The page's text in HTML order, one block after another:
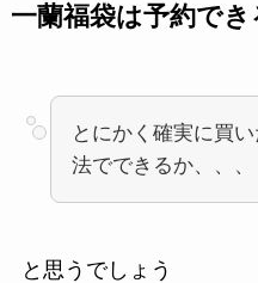
一蘭福袋は予約でき
とにかく確実に買
法でできるか、、、
と思うでしょう